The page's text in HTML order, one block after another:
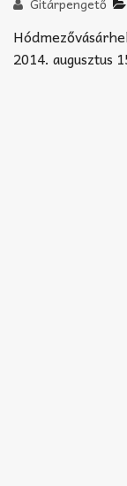
TABok
2014. augusztus